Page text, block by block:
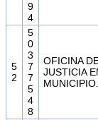
9
4
5
2
5
0
3
7
7
5
4
8
OFICINA
JUSTICIA
MUNICIPIO.